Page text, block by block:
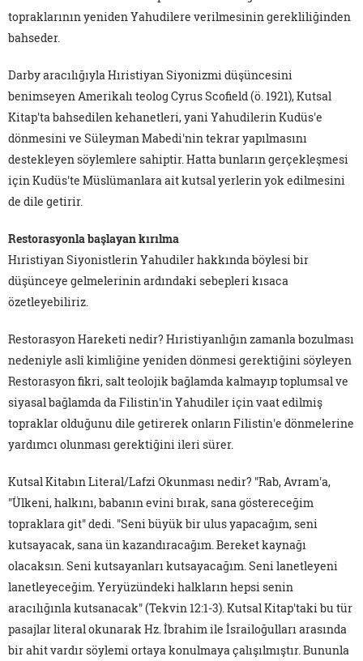
topraklarının yeniden Yahudilere verilmesinin gerekliliğinden
bahseder.
Darby aracılığıyla Hıristiyan Siyonizmi düşüncesini
benimseyen Amerikalı teolog Cyrus Scofield (ö. 1921), Kutsal
Kitap'ta bahsedilen kehanetleri, yani Yahudilerin Kudüs'e
dönmesini ve Süleyman Mabedi'nin tekrar yapılmasını
destekleyen söylemlere sahiptir. Hatta bunların gerçekleşmesi
için Kudüs'te Müslümanlara ait kutsal yerlerin yok edilmesini
de dile getirir.
Restorasyonla başlayan kırılma
Hıristiyan Siyonistlerin Yahudiler hakkında böylesi bir
düşünceye gelmelerinin ardındaki sebepleri kısaca
özetleyebiliriz.
Restorasyon Hareketi nedir? Hıristiyanlığın zamanla bozulması
nedeniyle aslî kimliğine yeniden dönmesi gerektiğini söyleyen
Restorasyon fikri, salt teolojik bağlamda kalmayıp toplumsal ve
siyasal bağlamda da Filistin'in Yahudiler için vaat edilmiş
topraklar olduğunu dile getirerek onların Filistin'e dönmelerine
yardımcı olunması gerektiğini ileri sürer.
Kutsal Kitabın Literal/Lafzi Okunması nedir? "Rab, Avram'a,
"Ülkeni, halkını, babanın evini bırak, sana göstereceğim
topraklara git" dedi. "Seni büyük bir ulus yapacağım, seni
kutsayacak, sana ün kazandıracağım. Bereket kaynağı
olacaksın. Seni kutsayanları kutsayacağım. Seni lanetleyeni
lanetleyeceğim. Yeryüzündeki halkların hepsi senin
aracılığınla kutsanacak" (Tekvin 12:1-3). Kutsal Kitap'taki bu tür
pasajlar literal okunarak Hz. İbrahim ile İsrailoğulları arasında
bir ahit vardır söylemi ortaya konulmaya çalışılmıştır. Bununla